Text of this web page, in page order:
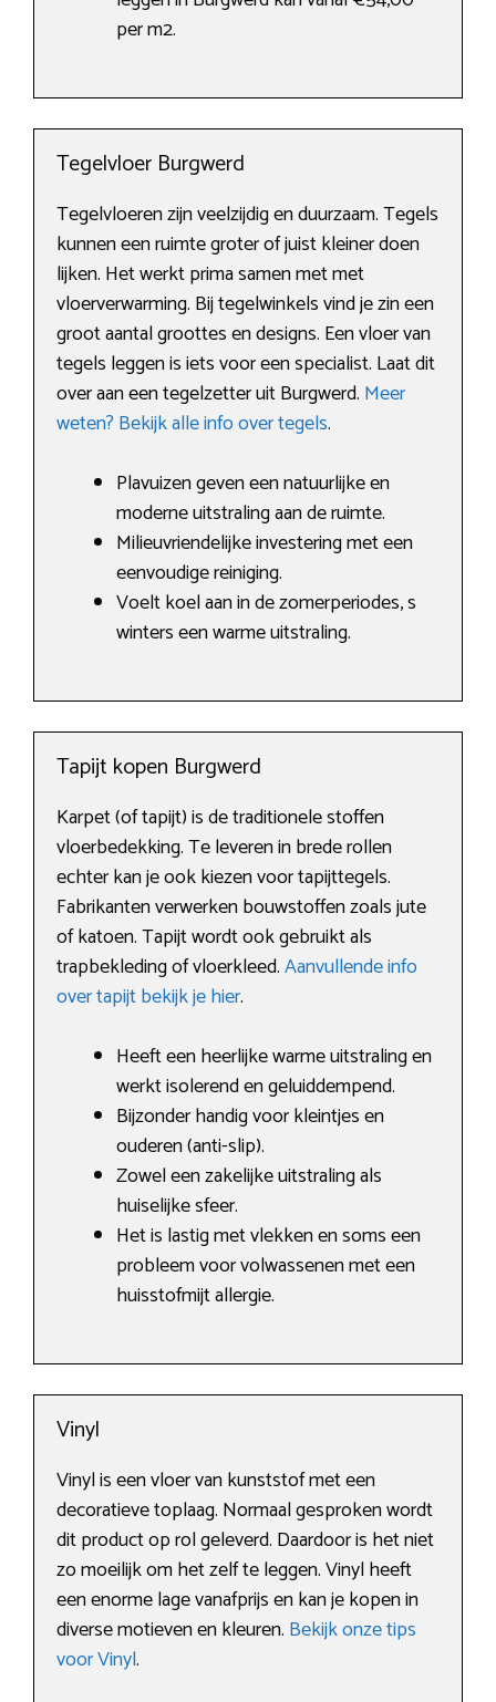
per m2.
Tegelvloer Burgwerd
Tegelvloeren zijn veelzijdig en duurzaam. Tegels
kunnen een ruimte groter of juist kleiner doen
lijken. Het werkt prima samen met met
vloerverwarming. Bij tegelwinkels vind je zin een
groot aantal groottes en designs. Een vloer van
tegels leggen is iets voor een specialist. Laat dit
over aan een tegelzetter uit Burgwerd. Meer
weten? Bekijk alle info over tegels.
Plavuizen geven een natuurlijke en
moderne uitstraling aan de ruimte.
Milieuvriendelijke investering met een
eenvoudige reiniging.
Voelt koel aan in de zomerperiodes, s
winters een warme uitstraling.
Tapijt kopen Burgwerd
Karpet (of tapijt) is de traditionele stoffen
vloerbedekking. Te leveren in brede rollen
echter kan je ook kiezen voor tapijttegels.
Fabrikanten verwerken bouwstoffen zoals jute
of katoen. Tapijt wordt ook gebruikt als
trapbekleding of vloerkleed.Aanvullende info
over tapijt bekijk je hier.
Heeft een heerlijke warme uitstraling en
werkt isolerend en geluiddempend.
Bijzonder handig voor kleintjes en
ouderen (anti-slip).
Zowel een zakelijke uitstraling als
huiselijke sfeer.
Het is lastig met vlekken en soms een
probleem voor volwassenen met een
huisstofmijt allergie.
Vinyl
Vinyl is een vloer van kunststof met een
decoratieve toplaag. Normaal gesproken wordt
dit product op rol geleverd. Daardoor is het niet
zo moeilijk om het zelf te leggen. Vinyl heeft
een enorme lage vanafprijs en kan je kopen in
diverse motieven en kleuren. Bekijk onze tips
voor Vinyl.